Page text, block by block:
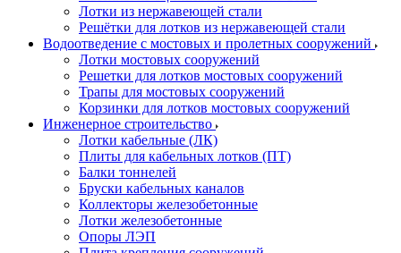
Лотки из нержавеющей стали
Решётки для лотков из нержавеющей стали
Водоотведение с мостовых и пролетных сооружений
Лотки мостовых сооружений
Решетки для лотков мостовых сооружений
Трапы для мостовых сооружений
Корзинки для лотков мостовых сооружений
Инженерное строительство
Лотки кабельные (ЛК)
Плиты для кабельных лотков (ПТ)
Балки тоннелей
Бруски кабельных каналов
Коллекторы железобетонные
Лотки железобетонные
Опоры ЛЭП